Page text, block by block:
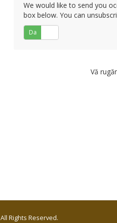
We would like to send you
box below. You can
Da
Vă
Rights Reserved.